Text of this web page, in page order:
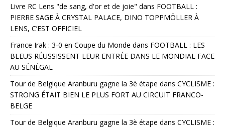
Livre RC Lens "de sang, d'or et de joie" dans FOOTBALL :
PIERRE SAGE À CRYSTAL PALACE, DINO TOPPMÖLLER À
LENS, C’EST OFFICIEL
France Irak : 3-0 en Coupe du Monde dans FOOTBALL : LES
BLEUS RÉUSSISSENT LEUR ENTRÉE DANS LE MONDIAL FACE
AU SÉNÉGAL
Tour de Belgique Aranburu gagne la 3è étape dans CYCLISME :
STRONG ÉTAIT BIEN LE PLUS FORT AU CIRCUIT FRANCO-
BELGE
Tour de Belgique Aranburu gagne la 3è étape dans CYCLISME :